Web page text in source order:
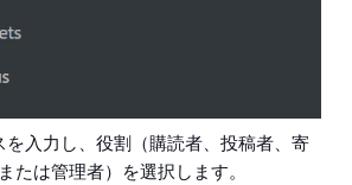
を入力し、役割（購読者、投稿者、寄
たは管理者）を選択します。